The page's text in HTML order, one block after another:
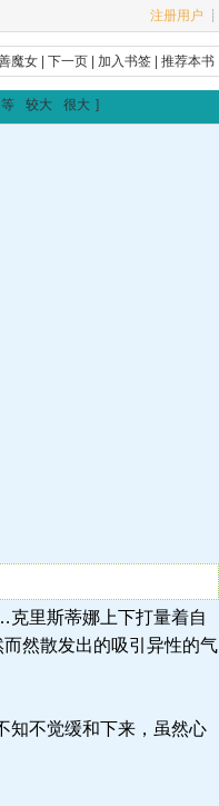
注册用户 ┊
魔女 |下一页 |加入书签 |推荐本书
较大 很大 ]
里斯蒂娜上下打量着自
然散发出的吸引异性的气
不觉缓和下来，虽然心